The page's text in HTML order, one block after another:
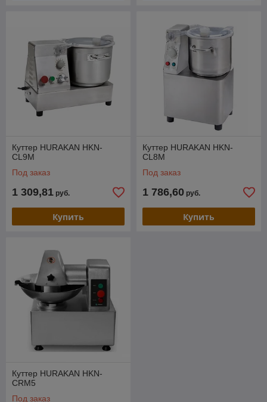
Куттер HURAKAN HKN-
CL9M
Под заказ
1 309,81 руб.
Купить
Куттер HURAKAN HKN-
CL8M
Под заказ
1 786,60 руб.
Купить
Куттер HURAKAN HKN-
CRM5
Под заказ